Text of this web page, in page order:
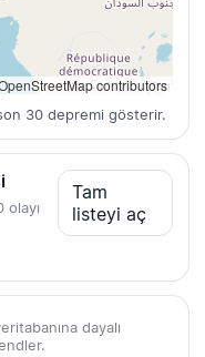
contributors
30 depremi gösterir.
Tam
listeyi aç
dayalı